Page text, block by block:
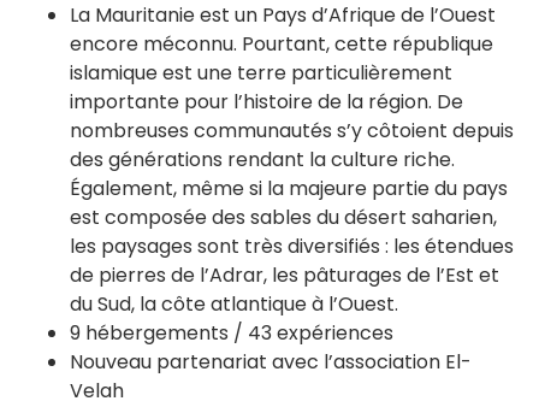
La Mauritanie est un Pays d’Afrique de l’Ouest
encore méconnu. Pourtant, cette république
islamique est une terre particulièrement
importante pour l’histoire de la région. De
nombreuses communautés s’y côtoient depuis
des générations rendant la culture riche.
Également, même si la majeure partie du pays
est composée des sables du désert saharien,
les paysages sont très diversifiés : les étendues
de pierres de l’Adrar, les pâturages de l’Est et
du Sud, la côte atlantique à l’Ouest.
9 hébergements / 43 expériences
Nouveau partenariat avec l’association El-
Velah